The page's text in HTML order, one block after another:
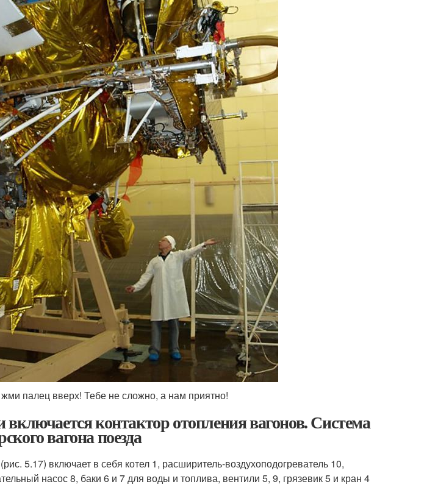
палец вверх! Тебе не сложно, а нам приятно!
контактор отопления вагонов. Система
вагона поезда
5.17) включает в себя котел 1, расширитель-воздухоподогреватель 10,
насос 8, баки 6 и 7 для воды и топлива, вентили 5, 9, грязевик 5 и кран 4